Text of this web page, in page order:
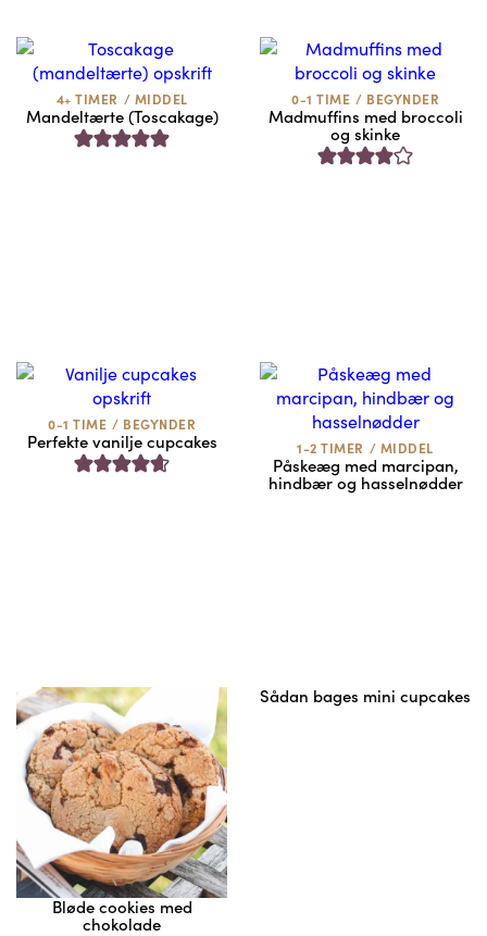
4+ TIMER / MIDDEL
Mandeltærte (Toscakage)
0-1 TIME / BEGYNDER
Madmuffins med broccoli
og skinke
0-1 TIME / BEGYNDER
Perfekte vanilje cupcakes 1-2 TIMER / MIDDEL
Påskeæg med marcipan,
hindbær og hasselnødder
Bløde cookies med
chokolade
Sådan bages mini cupcakes